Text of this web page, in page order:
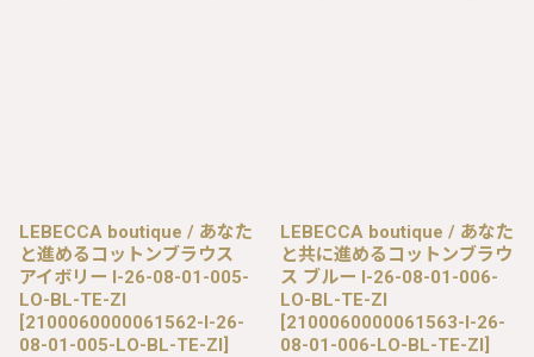
LEBECCA boutique / あなた
と進めるコットンブラウス
アイボリー I-26-08-01-005-
LO-BL-TE-ZI
[2100060000061562-I-26-
08-01-005-LO-BL-TE-ZI]
LEBECCA boutique / あなた
と共に進めるコットンブラウ
ス ブルー I-26-08-01-006-
LO-BL-TE-ZI
[2100060000061563-I-26-
08-01-006-LO-BL-TE-ZI]